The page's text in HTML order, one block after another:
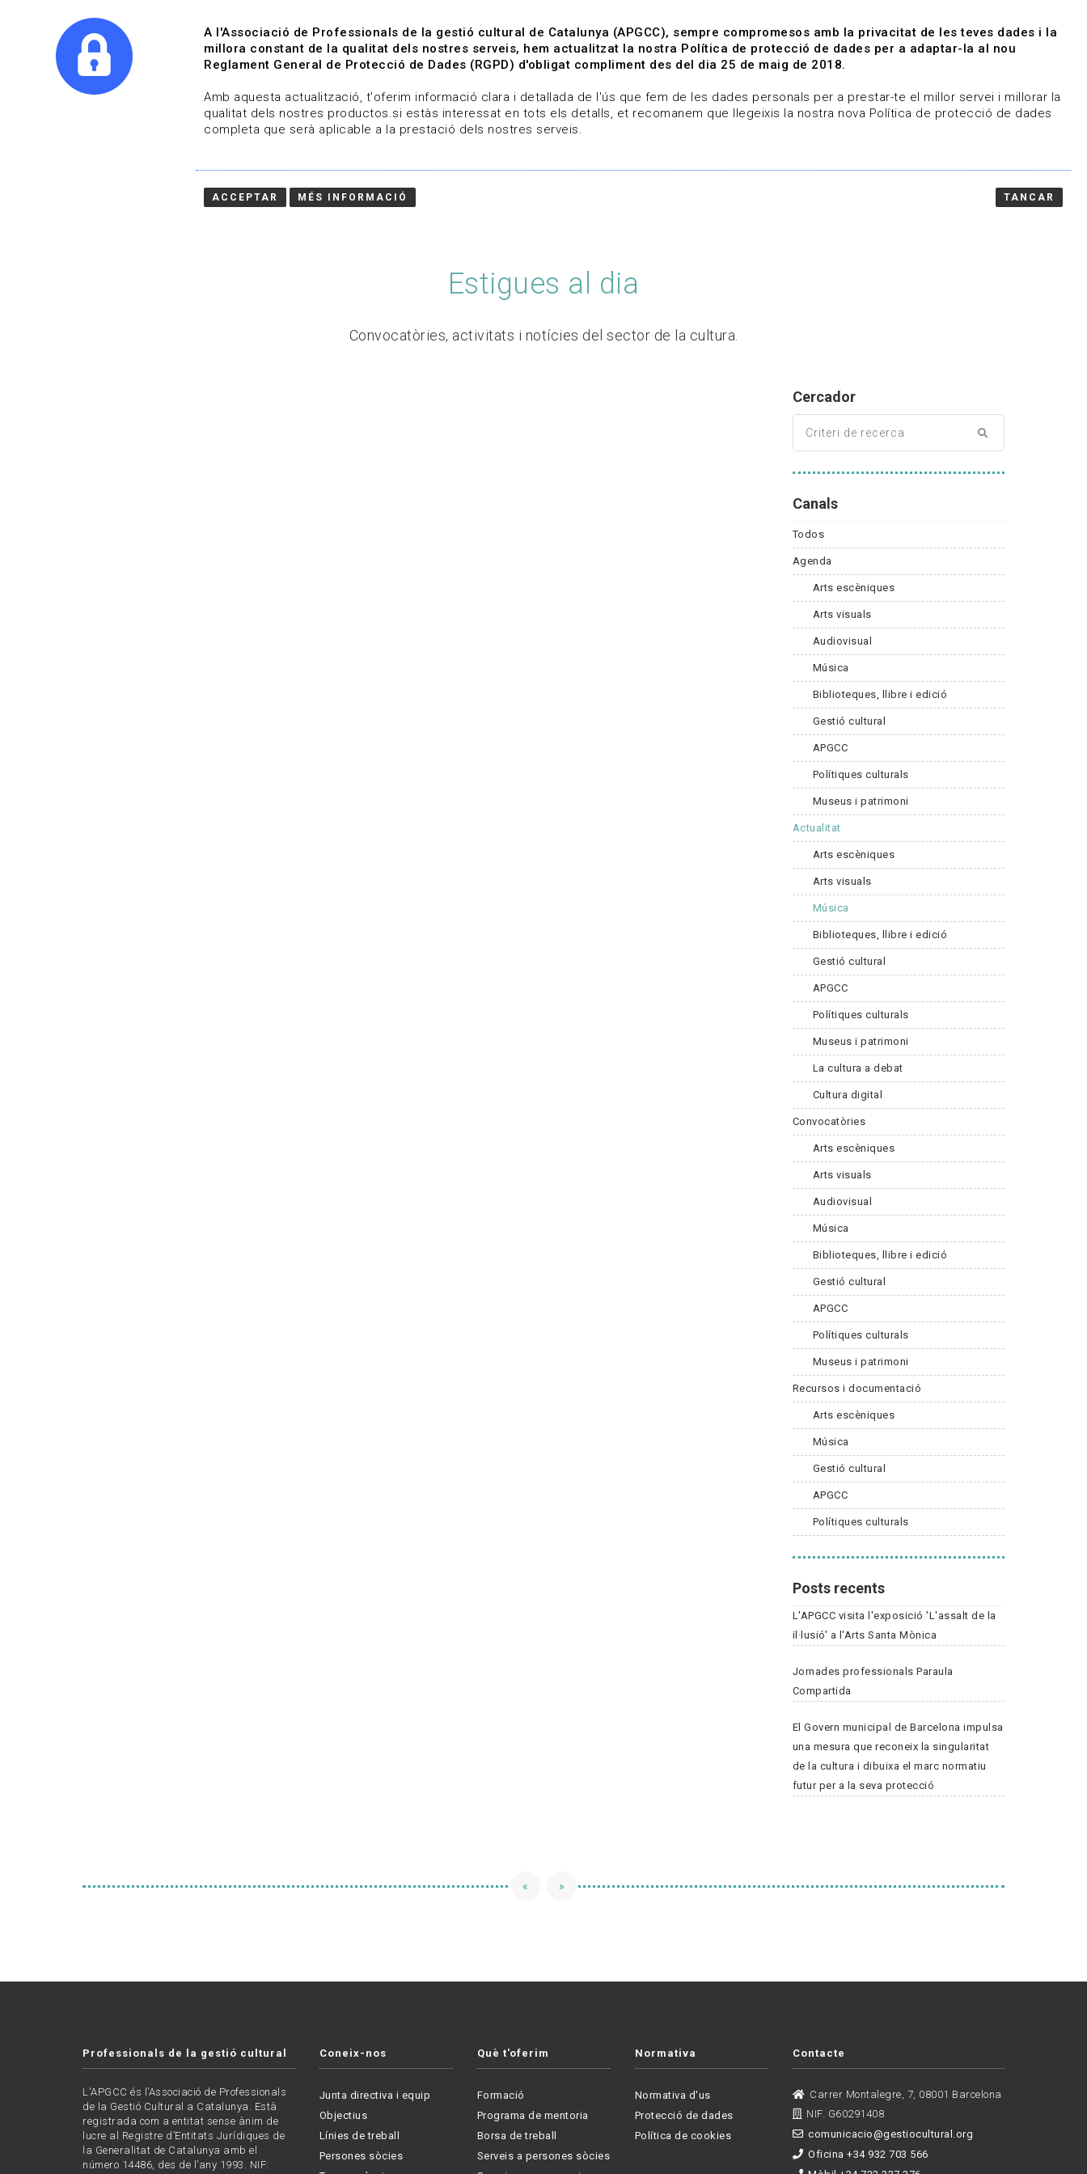
Qui som Línies de treball Projectes Serveis A qui representem Contacte
Estigues al dia
Convocatòries, activitats i notícies del sector de la cultura.
Cercador
Canals
Todos
Agenda
Arts escèniques
Arts visuals
Audiovisual
Música
Biblioteques, llibre i edició
Gestió cultural
APGCC
Polítiques culturals
Museus i patrimoni
Actualitat
Arts escèniques
Arts visuals
Música
Biblioteques, llibre i edició
Gestió cultural
APGCC
Polítiques culturals
Museus i patrimoni
La cultura a debat
Cultura digital
Convocatòries
Arts escèniques
Arts visuals
Audiovisual
Música
Biblioteques, llibre i edició
Gestió cultural
APGCC
Polítiques culturals
Museus i patrimoni
Recursos i documentació
Arts escèniques
Música
Gestió cultural
APGCC
Polítiques culturals
Posts recents
L'APGCC visita l'exposició 'L'assalt de la
il·lusió' a l'Arts Santa Mònica
Jornades professionals Paraula
Compartida
El Govern municipal de Barcelona impulsa
una mesura que reconeix la singularitat
de la cultura i dibuixa el marc normatiu
futur per a la seva protecció
« »
Professionals de la gestió cultural
L'APGCC és l’Associació de Professionals
de la Gestió Cultural a Catalunya. Està
registrada com a entitat sense ànim de
lucre al Registre d’Entitats Jurídiques de
la Generalitat de Catalunya amb el
número 14486, des de l’any 1993. NIF:
Coneix-nos
Junta directiva i equip
Objectius
Línies de treball
Persones sòcies
Què t'oferim
Formació
Programa de mentoria
Borsa de treball
Serveis a persones sòcies
Normativa
Normativa d'us
Protecció de dades
Política de cookies
Contacte
Carrer Montalegre, 7, 08001 Barcelona
NIF. G60291408
comunicacio@gestiocultural.org
Oficina +34 932 703 566
A l'Associació de Professionals de la gestió cultural de Catalunya (APGCC), sempre compromesos amb la privacitat de les teves dades i la
millora constant de la qualitat dels nostres serveis, hem actualitzat la nostra Política de protecció de dades per a adaptar-la al nou
Reglament General de Protecció de Dades (RGPD) d'obligat compliment des del dia 25 de maig de 2018.
Amb aquesta actualització, t'oferim informació clara i detallada de l'ús que fem de les dades personals per a prestar-te el millor servei i millorar la
qualitat dels nostres productos.si estàs interessat en tots els detalls, et recomanem que llegeixis la nostra nova Política de protecció de dades
completa que serà aplicable a la prestació dels nostres serveis.
ACCEPTAR MÉS INFORMACIÓ TANCAR